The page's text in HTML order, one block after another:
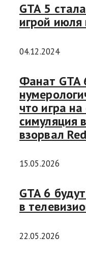
GTA 5
игрой июля
04.12.2024
Фанат GTA
что игра
симуляция
взорвал
15.05.2026
GTA 6
в
22.05.2026